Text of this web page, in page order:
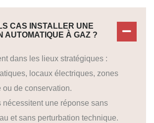
CAS INSTALLER UNE
AUTOMATIQUE À GAZ ?
dans les lieux stratégiques :
locaux électriques, zones
ou de conservation.
nécessitent une réponse sans
et sans perturbation technique.